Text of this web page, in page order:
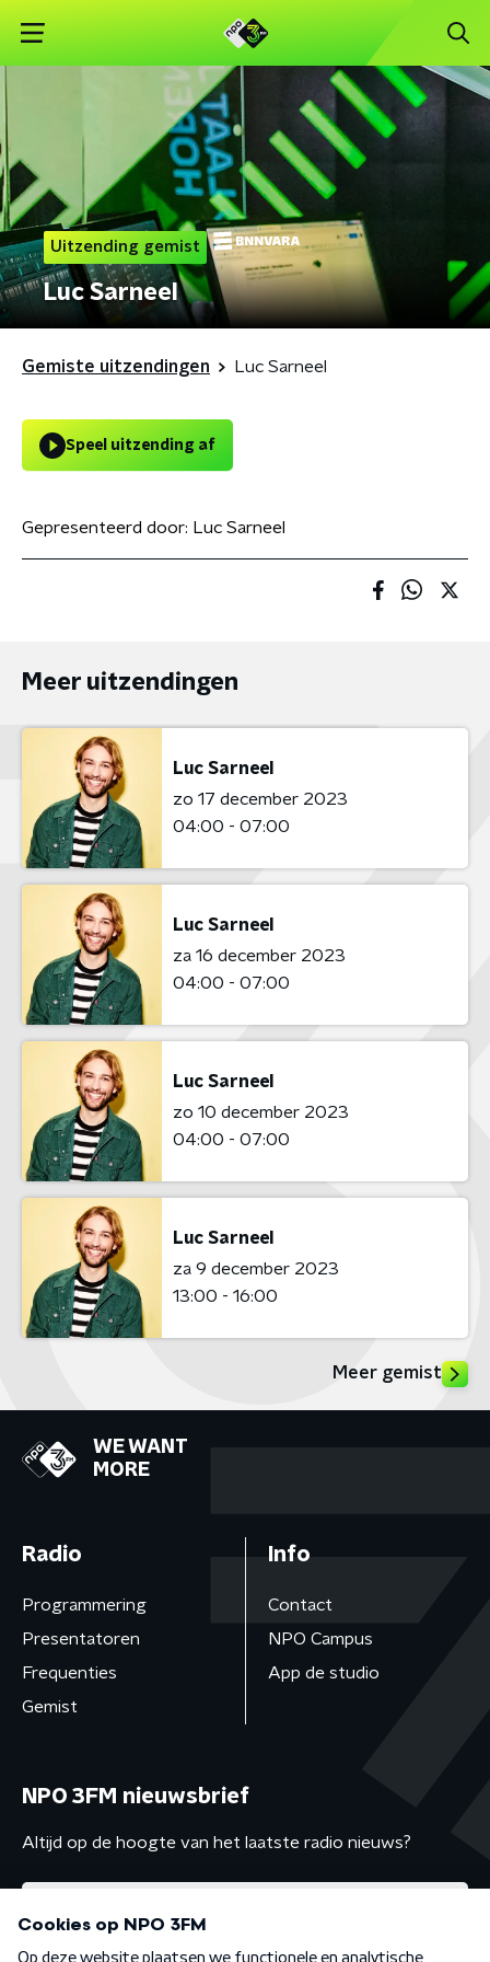
Uitzending gemist
Luc Sarneel
Gemiste uitzendingen Luc Sarneel
Speel uitzending af
Gepresenteerd door: Luc Sarneel
Meer uitzendingen
Luc Sarneel
zo 17 december 2023
04:00 - 07:00
Luc Sarneel
za 16 december 2023
04:00 - 07:00
Luc Sarneel
zo 10 december 2023
04:00 - 07:00
Luc Sarneel
za 9 december 2023
13:00 - 16:00
Meer gemist
WE WANT
MORE
Radio
Programmering
Presentatoren
Frequenties
Gemist
Info
Contact
NPO Campus
App de studio
NPO 3FM nieuwsbrief
Altijd op de hoogte van het laatste radio nieuws?